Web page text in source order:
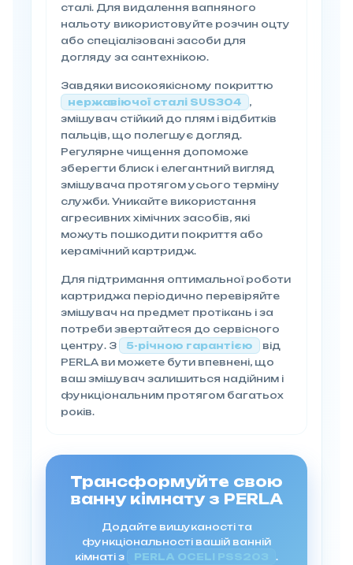
сталі. Для видалення вапняного
нальоту використовуйте розчин оцту
або спеціалізовані засоби для
догляду за сантехнікою.
Завдяки високоякісному покриттю
нержавіючої сталі SUS304
,
змішувач стійкий до плям і відбитків
пальців, що полегшує догляд.
Регулярне чищення допоможе
зберегти блиск і елегантний вигляд
змішувача протягом усього терміну
служби. Уникайте використання
агресивних хімічних засобів, які
можуть пошкодити покриття або
керамічний картридж.
Для підтримання оптимальної роботи
картриджа періодично перевіряйте
змішувач на предмет протікань і за
потреби звертайтеся до сервісного
центру. З
5-річною гарантією
від
PERLA ви можете бути впевнені, що
ваш змішувач залишиться надійним і
функціональним протягом багатьох
років.
Трансформуйте свою
ванну кімнату з PERLA
Додайте вишуканості та
функціональності вашій ванній
кімнаті з
PERLA OCELI PSS203
.